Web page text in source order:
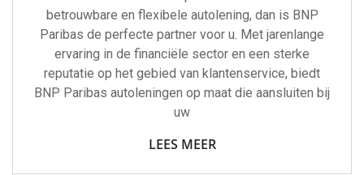
betrouwbare en flexibele autolening, dan is BNP
Paribas de perfecte partner voor u. Met jarenlange
ervaring in de financiële sector en een sterke
reputatie op het gebied van klantenservice, biedt
BNP Paribas autoleningen op maat die aansluiten bij
uw
LEES MEER